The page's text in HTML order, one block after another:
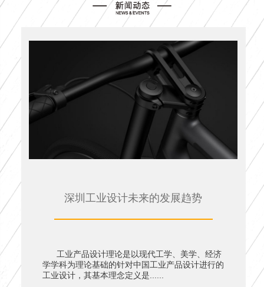
深圳工业设计未来的发展趋势
工业产品设计理论是以现代工学、美学、经济
学学科为理论基础的针对中国工业产品设计进行的
工业设计，其基本理念定义是......